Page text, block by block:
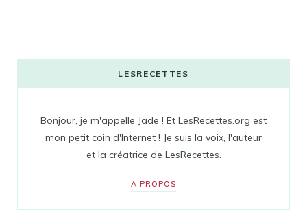
LESRECETTES
Bonjour, je m'appelle Jade ! Et LesRecettes.org est
mon petit coin d'Internet ! Je suis la voix, l'auteur
et la créatrice de LesRecettes.
A PROPOS